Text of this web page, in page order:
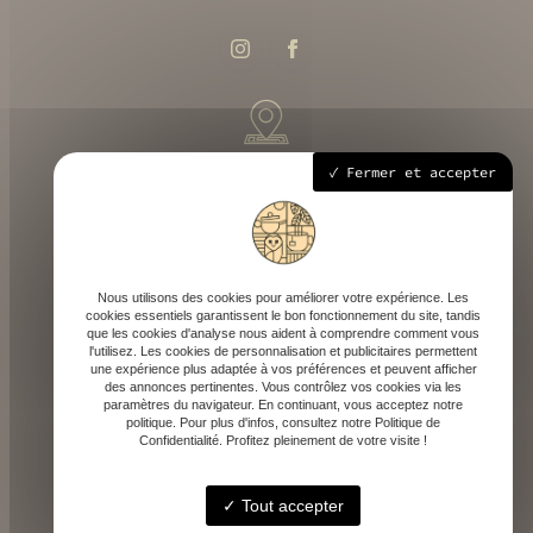
258 route départementale 933, 40700 Hagetmau
Mardi - Samedi : 9h - 18h30
contact@depicaf.fr
Fermer et accepter
Nous utilisons des cookies pour améliorer votre expérience. Les
cookies essentiels garantissent le bon fonctionnement du site, tandis
que les cookies d'analyse nous aident à comprendre comment vous
l'utilisez. Les cookies de personnalisation et publicitaires permettent
une expérience plus adaptée à vos préférences et peuvent afficher
des annonces pertinentes. Vous contrôlez vos cookies via les
paramètres du navigateur. En continuant, vous acceptez notre
politique. Pour plus d'infos, consultez notre Politique de
Confidentialité. Profitez pleinement de votre visite !
Tout accepter